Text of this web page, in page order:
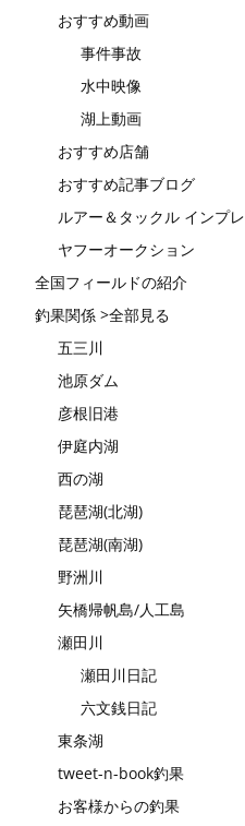
おすすめ動画
事件事故
水中映像
湖上動画
おすすめ店舗
おすすめ記事ブログ
ルアー＆タックル インプレ
ヤフーオークション
全国フィールドの紹介
釣果関係 >全部見る
五三川
池原ダム
彦根旧港
伊庭内湖
西の湖
琵琶湖(北湖)
琵琶湖(南湖)
野洲川
矢橋帰帆島/人工島
瀬田川
瀬田川日記
六文銭日記
東条湖
tweet-n-book釣果
お客様からの釣果